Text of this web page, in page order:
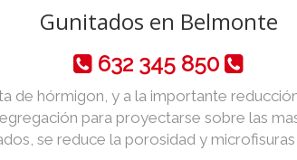
Gunitados en Belmonte
632 345 850
de hórmigon, y a la importante
para proyectarse sobre las
se reduce la porosidad y